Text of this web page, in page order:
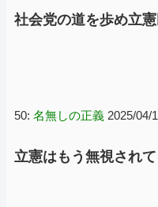
社会党の道を歩め立
50: 名無しの正義 2025/04/
立憲はもう無視され